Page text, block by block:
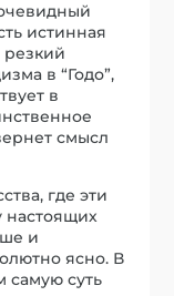
истинная
резкий
в “Годо”,
в
смысл
где эти
настоящих
и
ясно. В
самую суть